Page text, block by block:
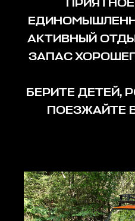
АКТИВНЫЙ
ЗАПАС
БЕРИТЕ ДЕТЕЙ,
ПОЕЗЖАЙТЕ